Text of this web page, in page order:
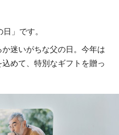
」です。
迷いがちな父の日。今年は
めて、特別なギフトを贈っ